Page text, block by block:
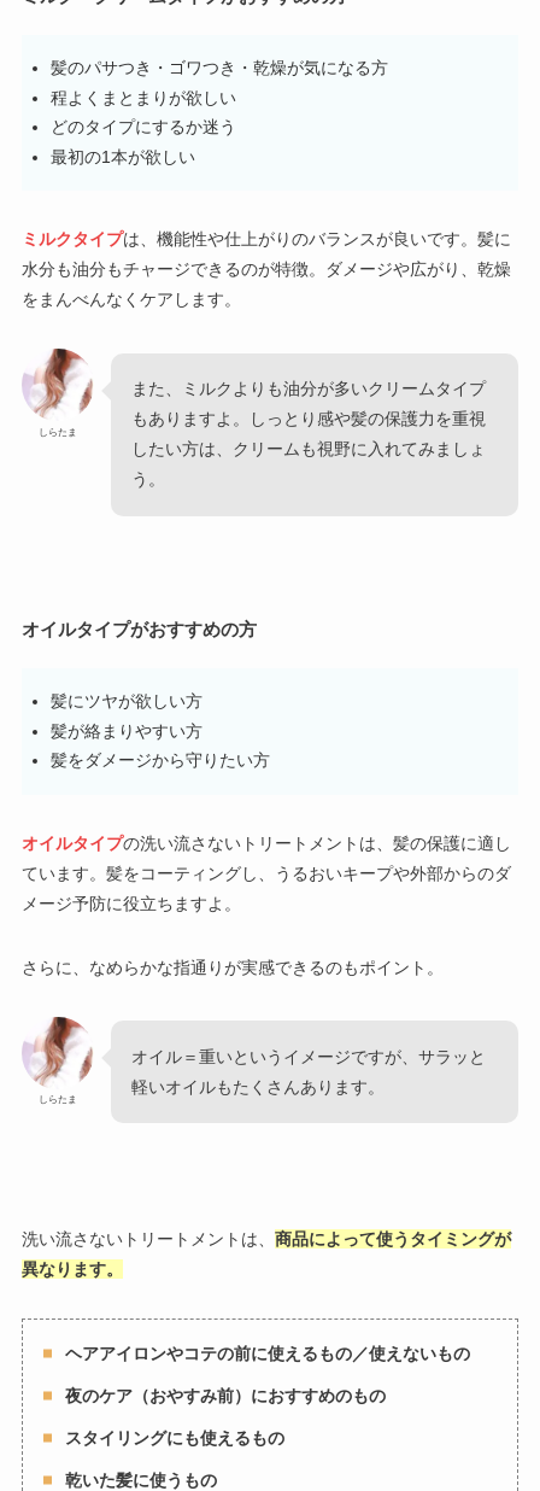
髪のパサつき・ゴワつき・乾燥が気になる方
程よくまとまりが欲しい
どのタイプにするか迷う
最初の1本が欲しい
ミルクタイプは、機能性や仕上がりのバランスが良いです。髪に
水分も油分もチャージできるのが特徴。ダメージや広がり、乾燥
をまんべんなくケアします。
しらたま
また、ミルクよりも油分が多いクリームタイプ
もありますよ。しっとり感や髪の保護力を重視
したい方は、クリームも視野に入れてみましょ
う。
オイルタイプがおすすめの方
髪にツヤが欲しい方
髪が絡まりやすい方
髪をダメージから守りたい方
オイルタイプの洗い流さないトリートメントは、髪の保護に適し
ています。髪をコーティングし、うるおいキープや外部からのダ
メージ予防に役立ちますよ。
さらに、なめらかな指通りが実感できるのもポイント。
しらたま
オイル＝重いというイメージですが、サラッと
軽いオイルもたくさんあります。
洗い流さないトリートメントは、 商品によって使うタイミングが
異なります。
ヘアアイロンやコテの前に使えるもの／使えないもの
夜のケア（おやすみ前）におすすめのもの
スタイリングにも使えるもの
乾いた髪に使うもの